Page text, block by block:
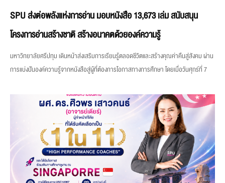
SPU ส่งต่อพลังแห่งการอ่าน มอบหนังสือ 13,673 เล่ม สนับสนุน
โครงการอ่านสร้างชาติ สร้างอนาคตด้วยองค์ความรู้
มหาวิทยาลัยศรีปทุม เดินหน้าส่งเสริมการเรียนรู้ตลอดชีวิตและสร้างคุณค่าคืนสู่สังคม ผ่าน
การแบ่งปันองค์ความรู้จากหนังสือสู่ผู้ที่ต้องการโอกาสทางการศึกษา โดยเมื่อวันศุกร์ที่ 7